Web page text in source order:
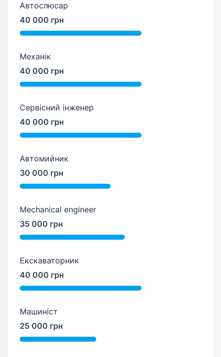
Автослюсар
40 000 грн
Механік
40 000 грн
Сервісний інженер
40 000 грн
Автомийник
30 000 грн
Mechanical engineer
35 000 грн
Екскаваторник
40 000 грн
Машиніст
25 000 грн